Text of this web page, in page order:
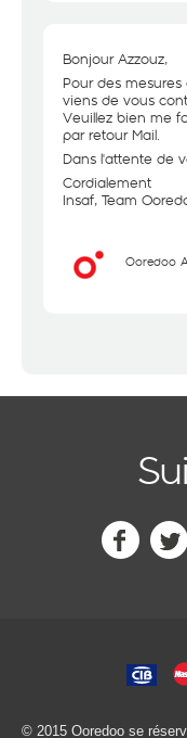
Bonjour Azzouz,
Pour des
viens de vous
Veuillez bien me
par retour Mail.
Dans l'attente de
Cordialement
Insaf, Team
Ooredoo
© 2015 Ooredoo se